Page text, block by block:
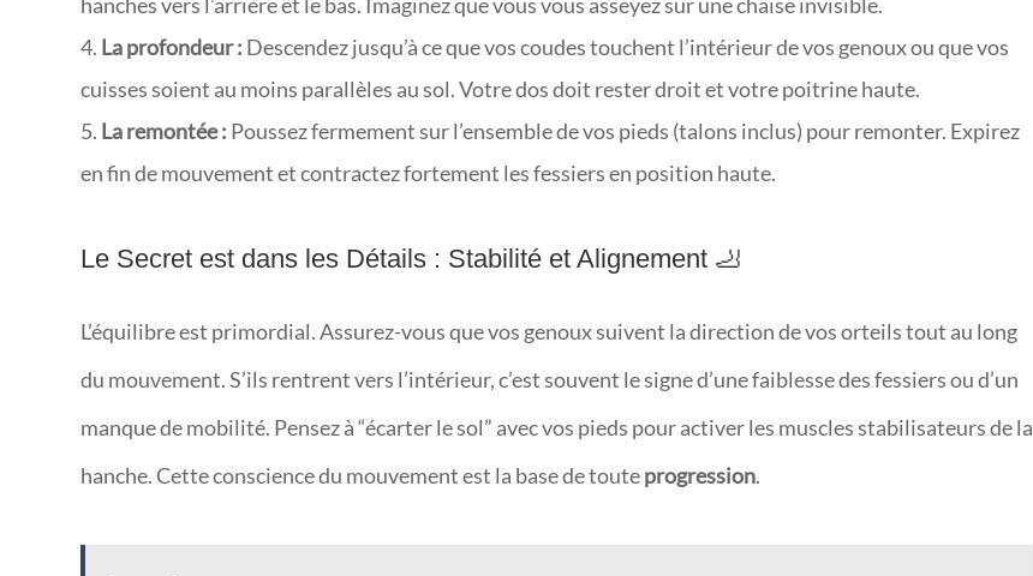
La profondeur : Descendez jusqu’à ce que vos coudes touchent l’intérieur de vos genoux ou que vos
cuisses soient au moins parallèles au sol. Votre dos doit rester droit et votre poitrine haute.
La remontée : Poussez fermement sur l’ensemble de vos pieds (talons inclus) pour remonter. Expirez
en fin de mouvement et contractez fortement les fessiers en position haute.
Le Secret est dans les Détails : Stabilité et Alignement 🦶
L’équilibre est primordial. Assurez-vous que vos genoux suivent la direction de vos orteils tout au long
du mouvement. S’ils rentrent vers l’intérieur, c’est souvent le signe d’une faiblesse des fessiers ou d’un
manque de mobilité. Pensez à “écarter le sol” avec vos pieds pour activer les muscles stabilisateurs de la
hanche. Cette conscience du mouvement est la base de touteprogression.